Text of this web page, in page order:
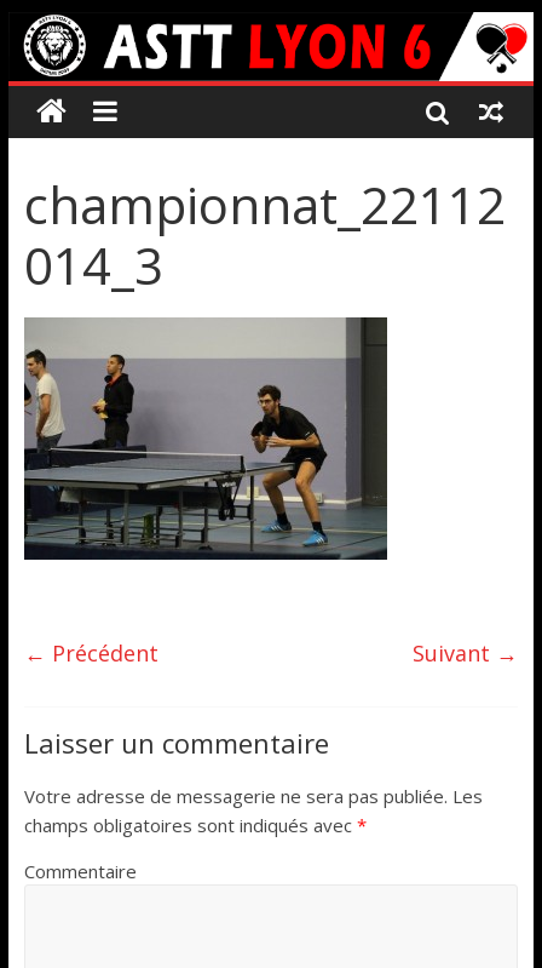
championnat_22112
014_3
← Précédent Suivant →
Laisser un commentaire
Votre adresse de messagerie ne sera pas publiée. Les
champs obligatoires sont indiqués avec *
Commentaire